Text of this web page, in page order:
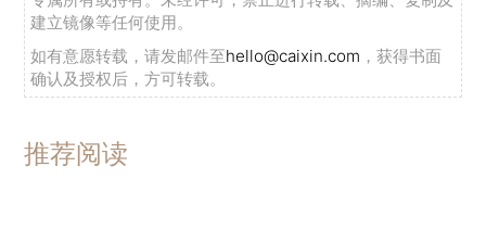
建立镜像等任何使用。
如有意愿转载，请发邮件至hello@caixin.com ，获得书面
确认及授权后，方可转载。
推荐阅读